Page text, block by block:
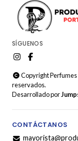
SÍGUENOS
Copyright
reservados.
Desarrollado por
CONTÁCTANOS